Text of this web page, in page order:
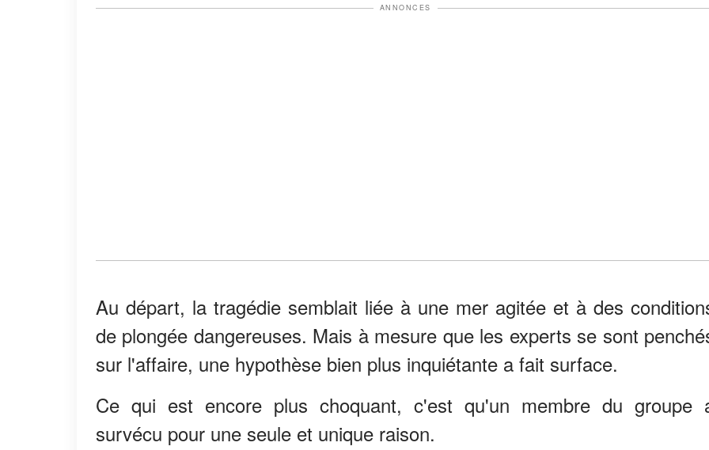
ANNONCES
Au départ, la tragédie semblait liée à une mer agitée et à des
de plongée dangereuses. Mais à mesure que les experts se sont
sur l'affaire, une hypothèse bien plus inquiétante a fait surface.
Ce qui est encore plus choquant, c'est qu'un membre du groupe
survécu pour une seule et unique raison.